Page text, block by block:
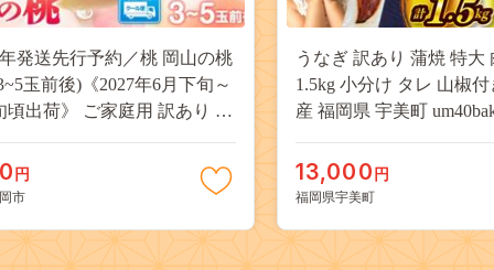
発送先行予約／桃 岡山の桃
玉前後)《2027年6月下旬～
頃出荷》 ご家庭用 訳あり 白
ート 旬 モモ もも 先行予約
果物 岡山県 笠岡市 清水白
円
市
うなぎ 訳あり 蒲焼 特大
1.5kg 小分け タレ 山椒
産 福岡県 宇美町
うなぎ蒲焼 鰻蒲焼き 蒲
き 真空パック 個包装 冷
13,000 円
福岡県宇美町